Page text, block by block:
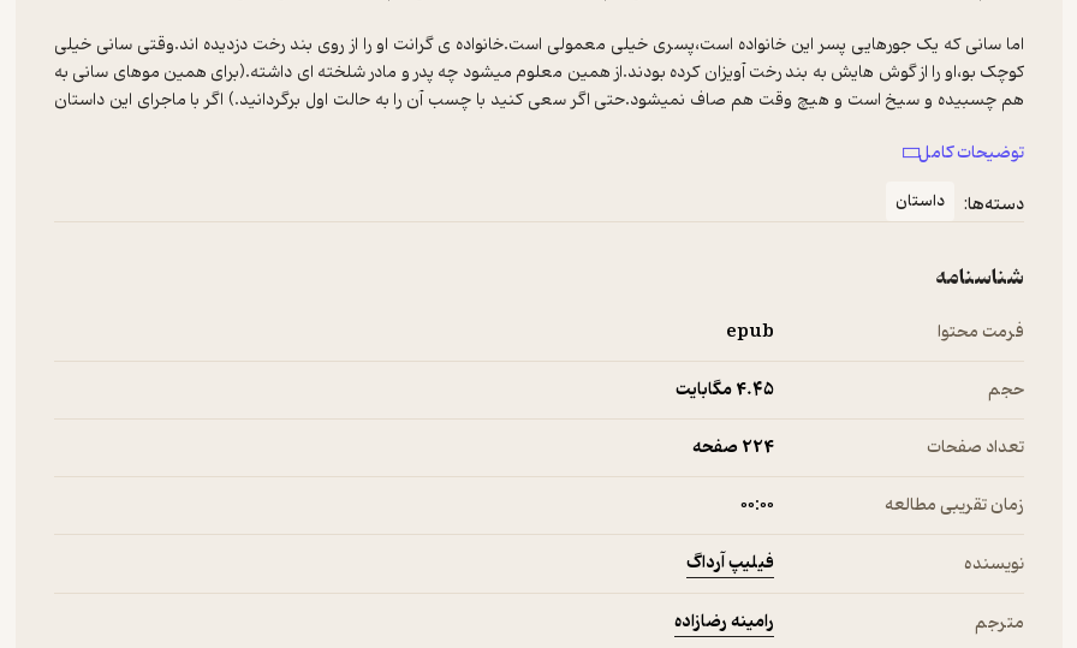
اما سانی که یک جورهایی پسر این خانواده است،پسری خیلی معمولی است.خانواده ی گرانت او را از روی بند رخت دزدیده اند.وقتی سانی خیلی
کوچک بو،او را از گوش هایش به بند رخت آویزان کرده بودند.از همین معلوم میشود چه پدر و مادر شلخته ای داشته.(برای همین موهای سانی به
هم چسبیده و سیخ است و هیچ وقت هم صاف نمیشود.حتی اگر سعی کنید با چسب آن را به حالت اول برگردانید.) اگر با ماجرای این داستان
توضیحات کامل
دسته‌ها:
داستان
شناسنامه
فرمت محتوا epub
حجم 4.۴۵ مگابایت
تعداد صفحات 224 صفحه
زمان تقریبی مطالعه ۰۰:۰۰
نویسنده فیلیپ آرداگ
مترجم رامینه رضازاده